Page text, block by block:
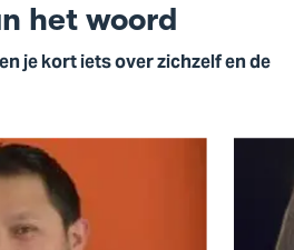
het woord
je kort iets over zichzelf en de